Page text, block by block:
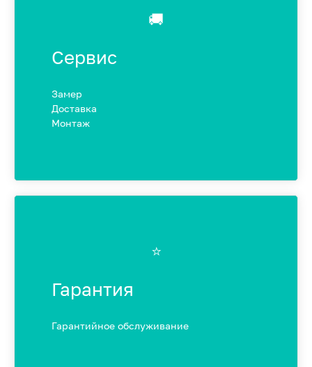
🚚
Сервис
Замер
Доставка
Монтаж
⭐️
Гарантия
Гарантийное обслуживание